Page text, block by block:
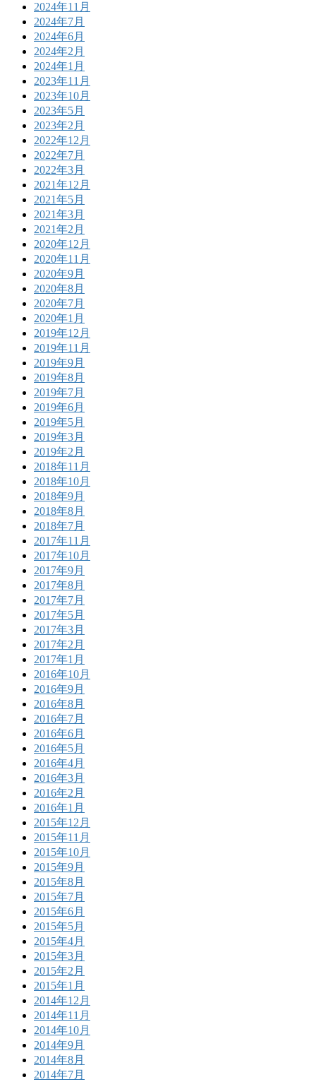
2024年11月
2024年7月
2024年6月
2024年2月
2024年1月
2023年11月
2023年10月
2023年5月
2023年2月
2022年12月
2022年7月
2022年3月
2021年12月
2021年5月
2021年3月
2021年2月
2020年12月
2020年11月
2020年9月
2020年8月
2020年7月
2020年1月
2019年12月
2019年11月
2019年9月
2019年8月
2019年7月
2019年6月
2019年5月
2019年3月
2019年2月
2018年11月
2018年10月
2018年9月
2018年8月
2018年7月
2017年11月
2017年10月
2017年9月
2017年8月
2017年7月
2017年5月
2017年3月
2017年2月
2017年1月
2016年10月
2016年9月
2016年8月
2016年7月
2016年6月
2016年5月
2016年4月
2016年3月
2016年2月
2016年1月
2015年12月
2015年11月
2015年10月
2015年9月
2015年8月
2015年7月
2015年6月
2015年5月
2015年4月
2015年3月
2015年2月
2015年1月
2014年12月
2014年11月
2014年10月
2014年9月
2014年8月
2014年7月